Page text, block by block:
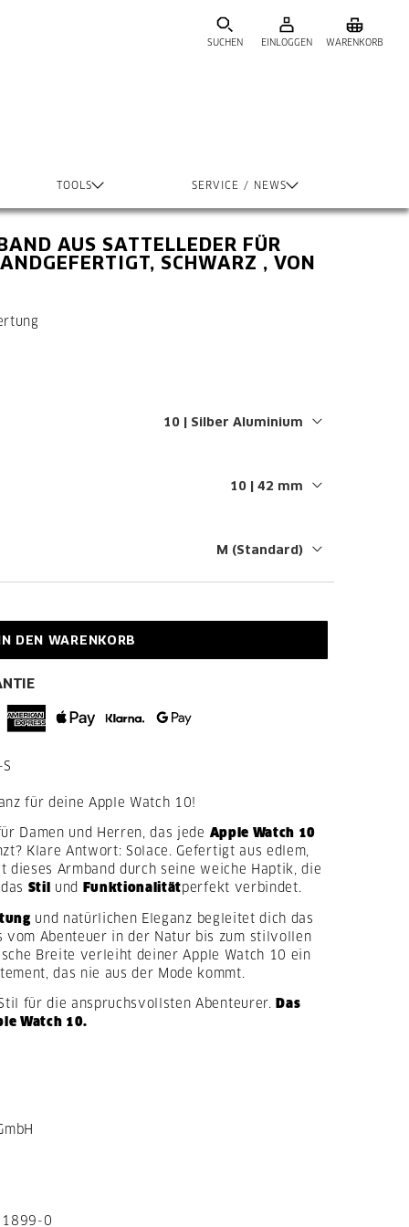
SUCHEN EINLOGGEN WARENKORB
TOOLS SERVICE / NEWS
AUS SATTELLEDER FÜR
SCHWARZ , VON
DEN WARENKORB
für deine Apple Watch 10!
Damen und Herren, das jede Apple Watch 10
Klare Antwort: Solace. Gefertigt aus edlem,
dieses Armband durch seine weiche Haptik, die
Stil und Funktionalitätperfekt verbindet.
und natürlichen Eleganz begleitet dich das
vom Abenteuer in der Natur bis zum stilvollen
Breite verleiht deiner Apple Watch 10 ein
das nie aus der Mode kommt.
für die anspruchsvollsten Abenteurer. Das
Watch 10.
1899-0